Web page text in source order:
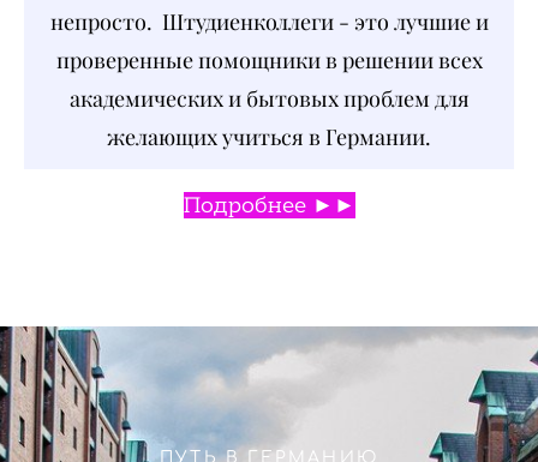
непросто. Штудиенколлеги - это лучшие и
проверенные помощники в решении всех
академических и бытовых проблем для
желающих учиться в Германии.
Подробнее ►►
ПУТЬ В ГЕРМАНИЮ